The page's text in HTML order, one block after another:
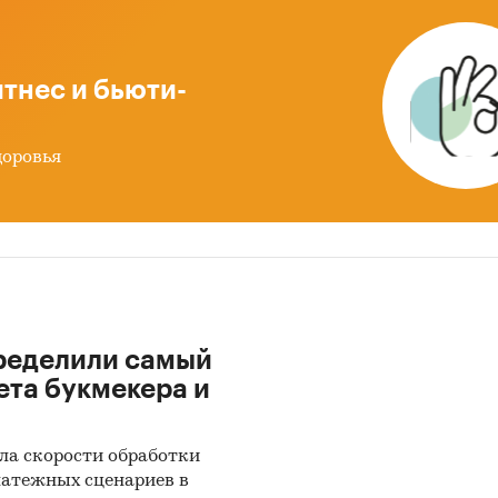
(приведены
РФ, по которым в ФСГС опубликованы
продажам как минимум за 2021 и 2022 гг.)
розничные продажи канцелярских товаров по
и по кварталам с 2017 года.
построено на основе данных официальной
ежемесячные и ежеквартальные отчеты
Для расчета среднедушевых расходов
также данные официальной статистики по
розничным продажам приведены в рублях в
и бьюти-
самый
букмекера и
скорости обработки
сценариев в